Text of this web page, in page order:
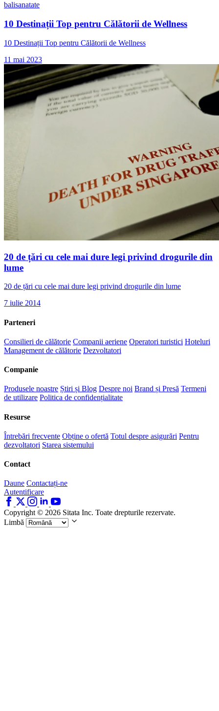
balisanatate
10 Destinații Top pentru Călătorii de Wellness
10 Destinații Top pentru Călătorii de Wellness
11 mai 2023
20 de țări cu cele mai dure legi privind drogurile din
lume
20 de țări cu cele mai dure legi privind drogurile din lume
7 iulie 2014
Parteneri
Consilieri de călătorie Companii aeriene Operatori turistici Hoteluri
Management de călătorie Dezvoltatori
Companie
Produsele noastre Știri și Blog Despre noi Brand și Presă Termeni
de utilizare Politica de confidențialitate
Resurse
Întrebări frecvente Obține o ofertă Totul despre asigurări Pentru
dezvoltatori Starea sistemului
Contact
Daune Contactați-ne
Autentificare
Copyright © 2026 Sitata Inc. Toate drepturile rezervate.
Limbă